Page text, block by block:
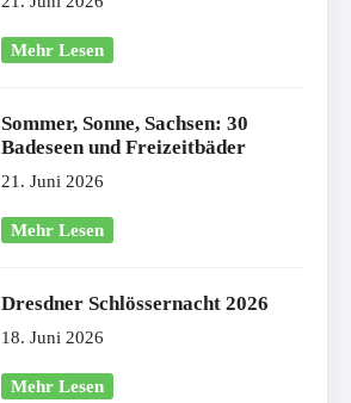
Mehr Lesen
Sommer, Sonne, Sachsen: 30
Badeseen und Freizeitbäder
21. Juni 2026
Mehr Lesen
Dresdner Schlössernacht 2026
18. Juni 2026
Mehr Lesen